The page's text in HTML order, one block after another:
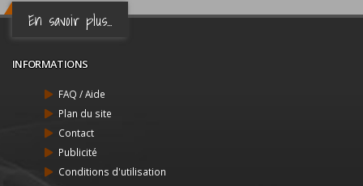
En savoir plus...
INFORMATIONS
FAQ / Aide
Plan du site
Contact
Publicité
Conditions d'utilisation